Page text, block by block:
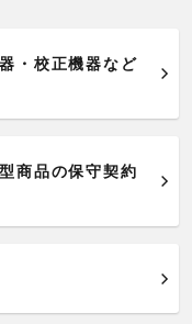
・校正機器など
商品の保守契約